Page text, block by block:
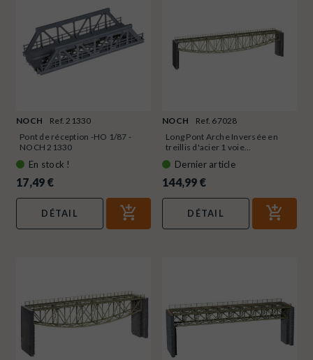
NOCH
Ref. 21330
Pont de réception -HO 1/87 -
NOCH 21330
En stock !
17,49 €
DÉTAIL
NOCH
Ref. 67028
Long Pont Arche Inversée en
treillis d'acier 1 voie...
Dernier article
144,99 €
DÉTAIL